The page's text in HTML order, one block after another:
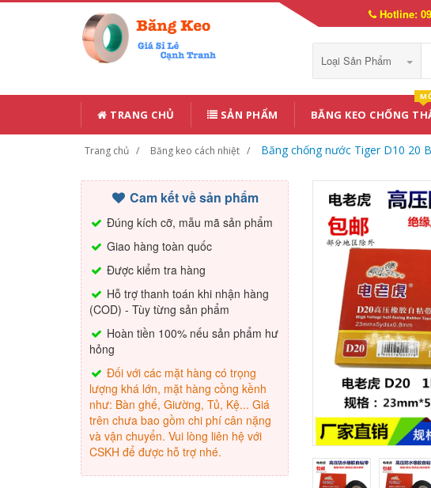
Hotline:
Loại Sản Phẩm
TRANG CHỦ SẢN PHẨM BĂNG KEO CHỐNG
Trang chủ Băng keo cách nhiệt Băng chống nước Tiger D10 20
Cam kết về sản phẩm
Đúng kích cỡ, mẫu mã sản phẩm
Giao hàng toàn quốc
Được kiểm tra hàng
Hỗ trợ thanh toán khi nhận hàng
(COD) - Tùy từng sản phẩm
Hoàn tiền 100% nếu sản phẩm hư
hỏng
Đối với các mặt hàng có trọng
lượng khá lớn, mặt hàng cồng kềnh
như: Bàn ghế, Giường, Tủ, Kệ... Giá
trên chưa bao gồm chi phí cân nặng
và vận chuyển. Vui lòng liên hệ với
CSKH để được hỗ trợ nhé.